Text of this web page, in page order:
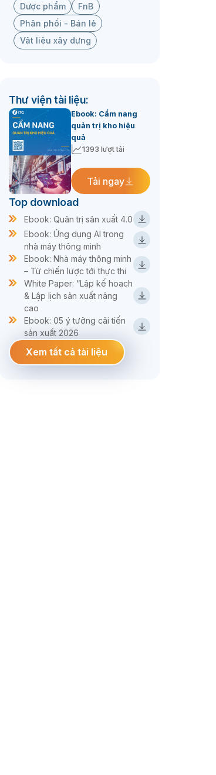
Dược phẩm
FnB
Phân phối - Bán lẻ
Vật liệu xây dựng
Thư viện tài liệu:
Ebook: Cẩm nang
quản trị kho hiệu
quả
1393 lượt tải
Tải ngay
Top download
Ebook: Quản trị sản xuất 4.0
Ebook: Ứng dụng AI trong
nhà máy thông minh
Ebook: Nhà máy thông minh
– Từ chiến lược tới thực thi
White Paper: “Lập kế hoạch
& Lập lịch sản xuất nâng
cao
Ebook: 05 ý tưởng cải tiến
sản xuất 2026
Xem tất cả tài liệu